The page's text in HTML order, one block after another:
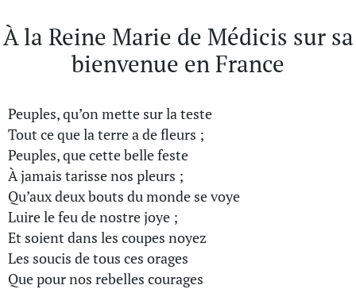
À la Reine Marie de Médicis sur sa
bienvenue en France
Peuples, qu’on mette sur la teste
Tout ce que la terre a de fleurs ;
Peuples, que cette belle feste
À jamais tarisse nos pleurs ;
Qu’aux deux bouts du monde se voye
Luire le feu de nostre joye ;
Et soient dans les coupes noyez
Les soucis de tous ces orages
Que pour nos rebelles courages